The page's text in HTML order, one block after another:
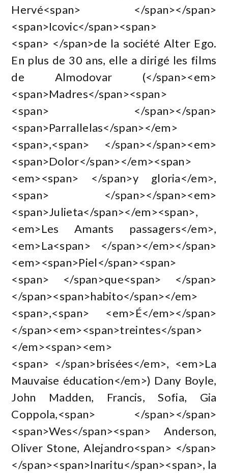
Hervé<span> </span></span>
<span>Icovic</span><span>
<span> </span>de la société Alter Ego.
En plus de 30 ans, elle a dirigé les films
de Almodovar (</span><em>
<span>Madres</span><span>
<span> </span></span>
<span>Parrallelas</span></em>
<span>,<span> </span></span><em>
<span>Dolor</span></em><span>
<em><span> </span>y gloria</em>,
<span> </span></span><em>
<span>Julieta</span></em><span>,
<em>Les Amants passagers</em>,
<em>La<span> </span></em></span>
<em><span>Piel</span><span>
<span> </span>que<span> </span>
</span><span>habito</span></em>
<span>,<span> <em>É</em></span>
</span><em><span>treintes</span>
</em><span><em>
<span> </span>brisées</em>, <em>La
Mauvaise éducation</em>) Dany Boyle,
John Madden, Francis, Sofia, Gia
Coppola,<span> </span></span>
<span>Wes</span><span> Anderson,
Oliver Stone, Alejandro<span> </span>
</span><span>Inaritu</span><span>, la